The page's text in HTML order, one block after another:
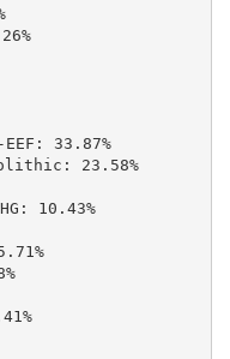
EEF: 33.87%
23.58%
10.43%